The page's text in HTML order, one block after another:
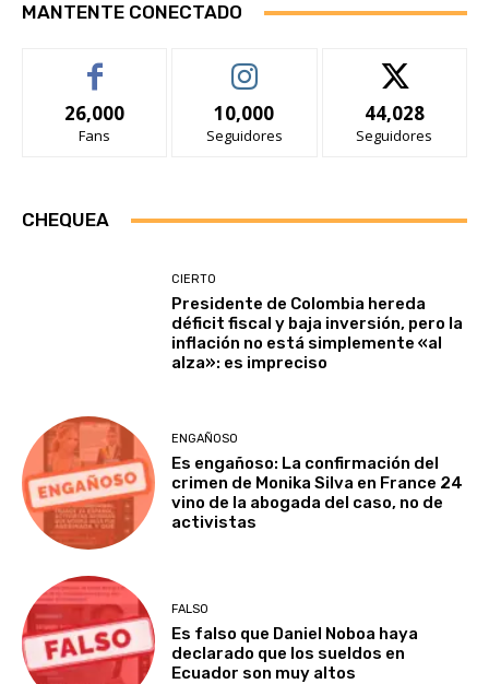
MANTENTE CONECTADO
26,000
Fans
10,000
Seguidores
44,028
Seguidores
CHEQUEA
CIERTO
Presidente de Colombia hereda
déficit fiscal y baja inversión, pero la
inflación no está simplemente «al
alza»: es impreciso
ENGAÑOSO
Es engañoso: La confirmación del
crimen de Monika Silva en France 24
vino de la abogada del caso, no de
activistas
FALSO
Es falso que Daniel Noboa haya
declarado que los sueldos en
Ecuador son muy altos